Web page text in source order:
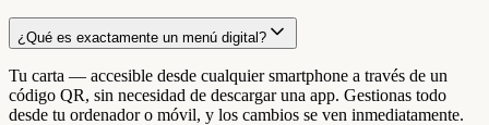
¿Qué es exactamente un menú digital?
Tu carta — accesible desde cualquier smartphone a través de un
código QR, sin necesidad de descargar una app. Gestionas todo
desde tu ordenador o móvil, y los cambios se ven inmediatamente.